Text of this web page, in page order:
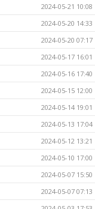
2024-05-21 10:08
2024-05-20 14:33
2024-05-20 07:17
2024-05-17 16:01
2024-05-16 17:40
2024-05-15 12:00
2024-05-14 19:01
2024-05-13 17:04
2024-05-12 13:21
2024-05-10 17:00
2024-05-07 15:50
2024-05-07 07:13